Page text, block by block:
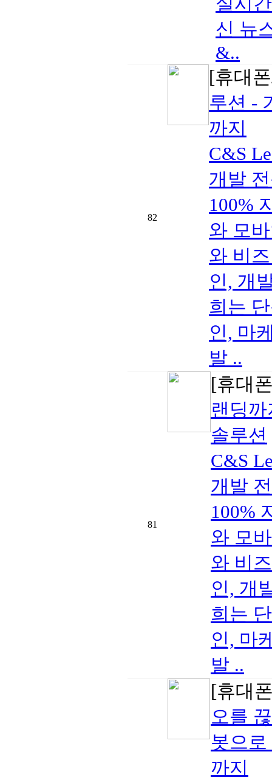
신 뉴
&..
82
[휴대
루션 -
까지
C&S
개발
100%
와 모
와 비
인, 개
희는
인, 마
발 ..
81
[휴대
랜딩
솔루션
C&S
개발
100%
와 모
와 비
인, 개
희는
인, 마
발 ..
[휴대
오를
봇으
까지